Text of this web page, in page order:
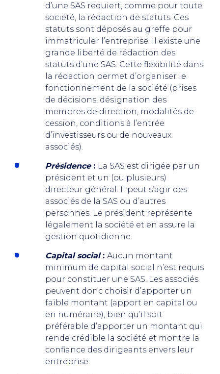
d’une SAS requiert, comme pour toute
société, la rédaction de statuts. Ces
statuts sont déposés au greffe pour
immatriculer l’entreprise. Il existe une
grande liberté de rédaction des
statuts d’une SAS. Cette flexibilité dans
la rédaction permet d’organiser le
fonctionnement de la société (prises
de décisions, désignation des
membres de direction, modalités de
cession, conditions à l’entrée
d’investisseurs ou de nouveaux
associés).
Présidence: La SAS est dirigée par un
président et un (ou plusieurs)
directeur général. Il peut s’agir des
associés de la SAS ou d’autres
personnes. Le président représente
légalement la société et en assure la
gestion quotidienne.
Capital social: Aucun montant
minimum de capital social n’est requis
pour constituer une SAS. Les associés
peuvent donc choisir d’apporter un
faible montant (apport en capital ou
en numéraire), bien qu’il soit
préférable d’apporter un montant qui
rende crédible la société et montre la
confiance des dirigeants envers leur
entreprise.